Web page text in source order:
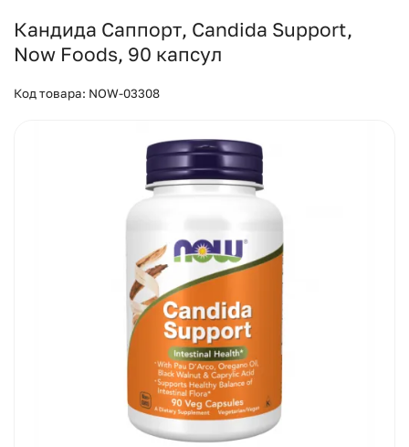
Кандида Саппорт, Candida Support,
Now Foods, 90 капсул
Код товара: NOW-03308